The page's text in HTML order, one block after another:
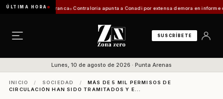
ÚLTIMA HORA
de Zona Franca Contraloría apunta a Conadi por extensa demora en informe
SUSCRÍBETE
Lunes, 10 de agosto de 2026 · Punta Arenas
INICIO / SOCIEDAD /
MÁS DE 5 MIL PERMISOS DE
CIRCULACIÓN HAN SIDO TRAMITADOS Y E...